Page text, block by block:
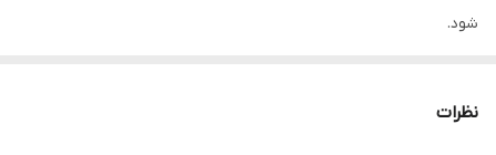
شود.
نظرات